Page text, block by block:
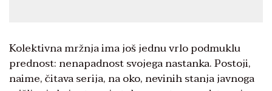
Kolektivna mržnja ima još jednu vrlo podmuklu
prednost: nenapadnost svojega nastanka. Postoji,
naime, čitava serija, na oko, nevinih stanja javnoga